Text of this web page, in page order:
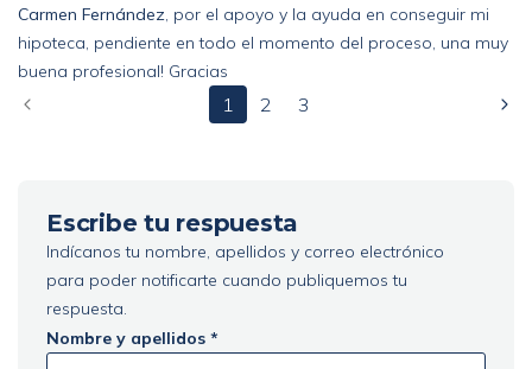
Carmen Fernández, por el apoyo y la ayuda en conseguir mi
hipoteca, pendiente en todo el momento del proceso, una muy
buena profesional! Gracias
1 2 3
Escribe tu respuesta
Indícanos tu nombre, apellidos y correo electrónico
para poder notificarte cuando publiquemos tu
respuesta.
Nombre y apellidos *